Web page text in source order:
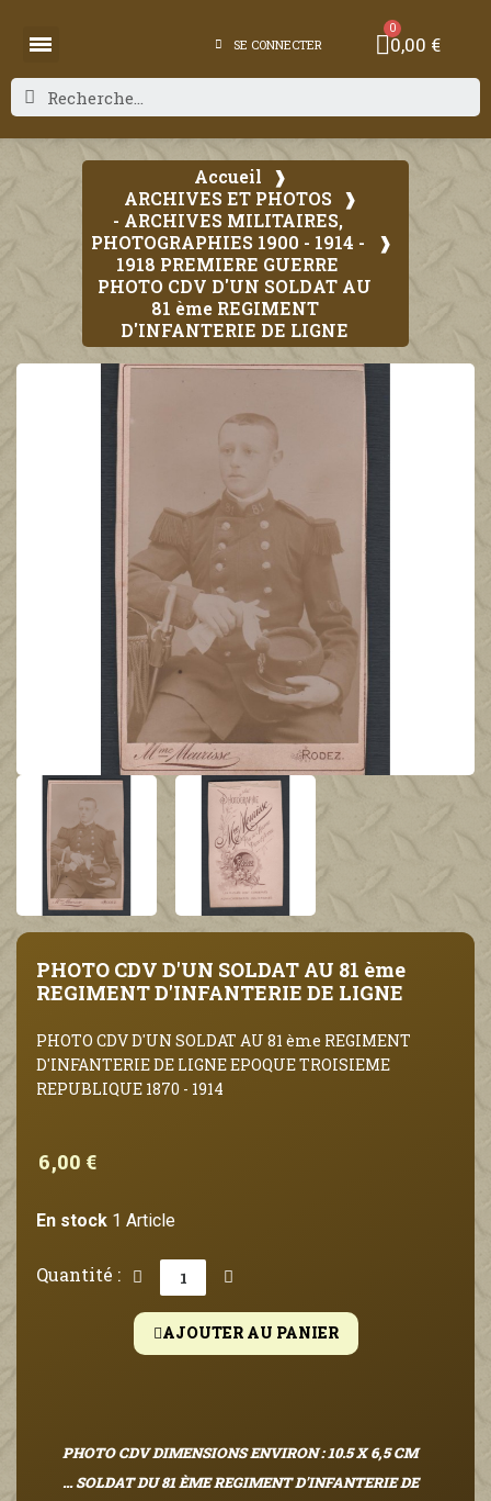
SE CONNECTER 0,00 €
Accueil
ARCHIVES ET PHOTOS
- ARCHIVES MILITAIRES,
PHOTOGRAPHIES 1900 - 1914 -
1918 PREMIERE GUERRE
PHOTO CDV D'UN SOLDAT AU
81 ème REGIMENT
D'INFANTERIE DE LIGNE
PHOTO CDV D'UN SOLDAT AU 81 ème
REGIMENT D'INFANTERIE DE LIGNE
PHOTO CDV D'UN SOLDAT AU 81 ème REGIMENT
D'INFANTERIE DE LIGNE EPOQUE TROISIEME
REPUBLIQUE 1870 - 1914
6,00 €
En stock 1 Article
Quantité :
AJOUTER AU PANIER
PHOTO CDV DIMENSIONS ENVIRON : 10.5 X 6,5 CM
... SOLDAT DU 81 ÈME REGIMENT D'INFANTERIE DE